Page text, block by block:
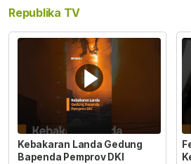
Republika TV
Kebakaran Landa Gedung
Bapenda Pemprov DKI